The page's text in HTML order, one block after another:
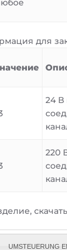
для
24 В
220